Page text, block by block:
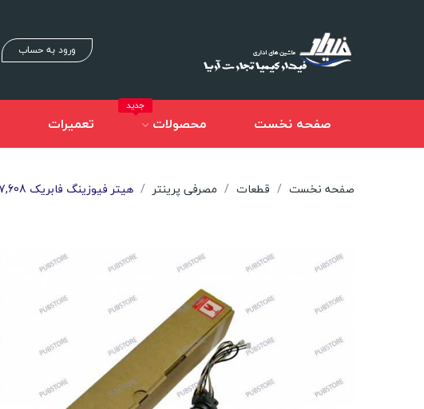
ورود به حساب
صفحه نخست محصولات
جدید
تعمیرات
صفحه نخست قطعات مصرفی پرینتر هیتر فیوزینگ فابریک Hp M607,608